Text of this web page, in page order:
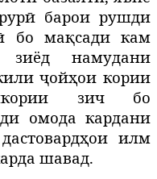
барои рушди
бо мақсади кам
намудани
ҷойҳои кории
зич бо
омода кардани
илм
шавад.